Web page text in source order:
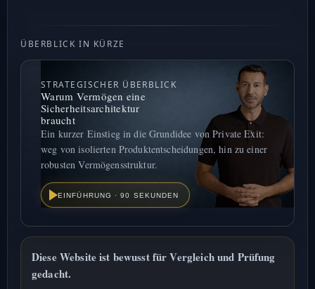
ÜBERBLICK IN KÜRZE
STRATEGISCHER ÜBERBLICK
Warum Vermögen eine
Sicherheitsarchitektur
braucht
Ein kurzer Einstieg in die Grundidee von Private Exit:
weg von isolierten Produktentscheidungen, hin zu einer
robusten Vermögensstruktur.
EINFÜHRUNG · 90 SEKUNDEN
Diese Website ist bewusst für Vergleich und Prüfung
gedacht.